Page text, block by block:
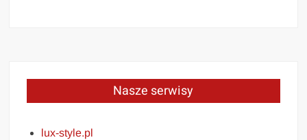
Nasze serwisy
lux-style.pl